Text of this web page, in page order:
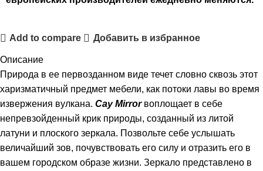
Add to compare Добавить в избранное
Описание
Природа в ее первозданном виде течет словно сквозь этот
харизматичный предмет мебели, как потоки лавы во время
извержения вулкана. Cay Mirror воплощает в себе
непревзойденный крик природы, созданный из литой
латуни и плоского зеркала. Позвольте себе услышать
величайший зов, почувствовать его силу и отразить его в
вашем городском образе жизни. Зеркало представлено в